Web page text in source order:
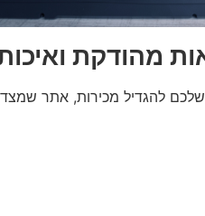
מהודקת
להגדיל מכירות, אתר